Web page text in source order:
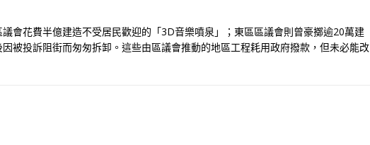
會花費半億建造不受居民歡迎的「3D音樂噴泉」；東區區議會則曾豪擲逾20萬建
被投訴阻街而匆匆拆卸。這些由區議會推動的地區工程耗用政府撥款，但未必能改